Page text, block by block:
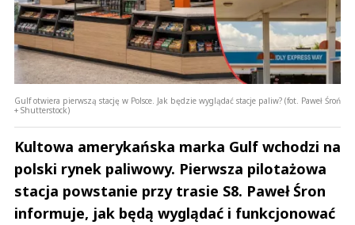
Gulf otwiera pierwszą stację w Polsce. Jak będzie wyglądać stacje paliw? (fot. Paweł Śroń
+ Shutterstock)
Kultowa amerykańska marka Gulf wchodzi na
polski rynek paliwowy. Pierwsza pilotażowa
stacja powstanie przy trasie S8. Paweł Śron
informuje, jak będą wyglądać i funkcjonować